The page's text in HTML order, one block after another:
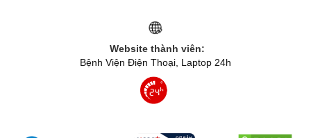
Website thành viên:
Bệnh Viện Điện Thoại, Laptop 24h